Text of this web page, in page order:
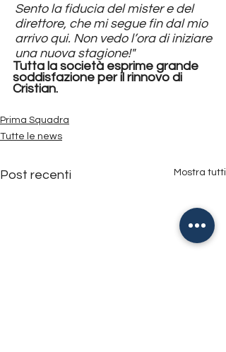
Sento la fiducia del mister e del
direttore, che mi segue fin dal mio
arrivo qui. Non vedo l’ora di iniziare
una nuova stagione!"
Tutta la società esprime grande
soddisfazione per il rinnovo di
Cristian.
Prima Squadra
Tutte le news
Post recenti Mostra tutti